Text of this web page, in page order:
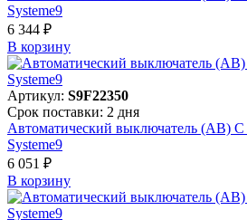
Systeme9
6 344 ₽
В корзинy
Артикул: S9F22350
Срок поставки: 2 дня
Автоматический выключатель (АВ)
Systeme9
6 051 ₽
В корзинy